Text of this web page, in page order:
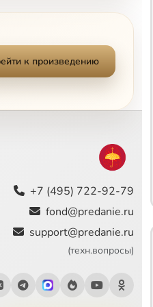
к произведению
+7 (495) 722-92-79
fond@predanie.ru
support@predanie.ru
(техн.вопросы)